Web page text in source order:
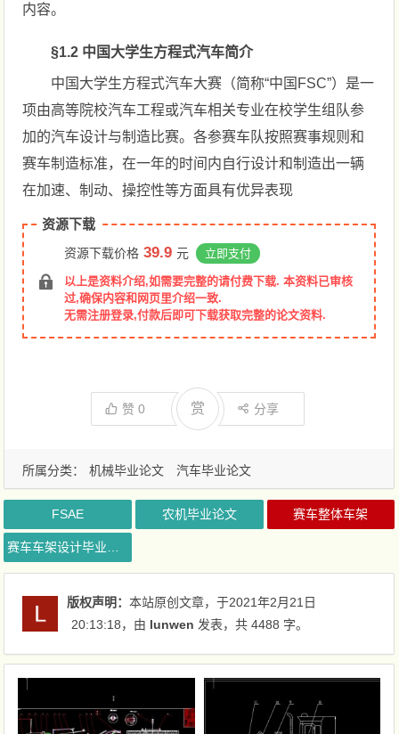
内容。
§1.2 中国大学生方程式汽车简介
中国大学生方程式汽车大赛（简称“中国FSC”）是一
项由高等院校汽车工程或汽车相关专业在校学生组队参
加的汽车设计与制造比赛。各参赛车队按照赛事规则和
赛车制造标准，在一年的时间内自行设计和制造出一辆
在加速、制动、操控性等方面具有优异表现
资源下载
资源下载价格 39.9 元 立即支付
以上是资料介绍,如需要完整的请付费下载. 本资料已审核
过,确保内容和网页里介绍一致.
无需注册登录,付款后即可下载获取完整的论文资料.
赞0 赏 分享
所属分类： 机械毕业论文 汽车毕业论文
FSAE 农机毕业论文 赛车整体车架
版权声明：本站原创文章，于2021年2月21日
20:13:18，由 lunwen 发表，共 4488 字。